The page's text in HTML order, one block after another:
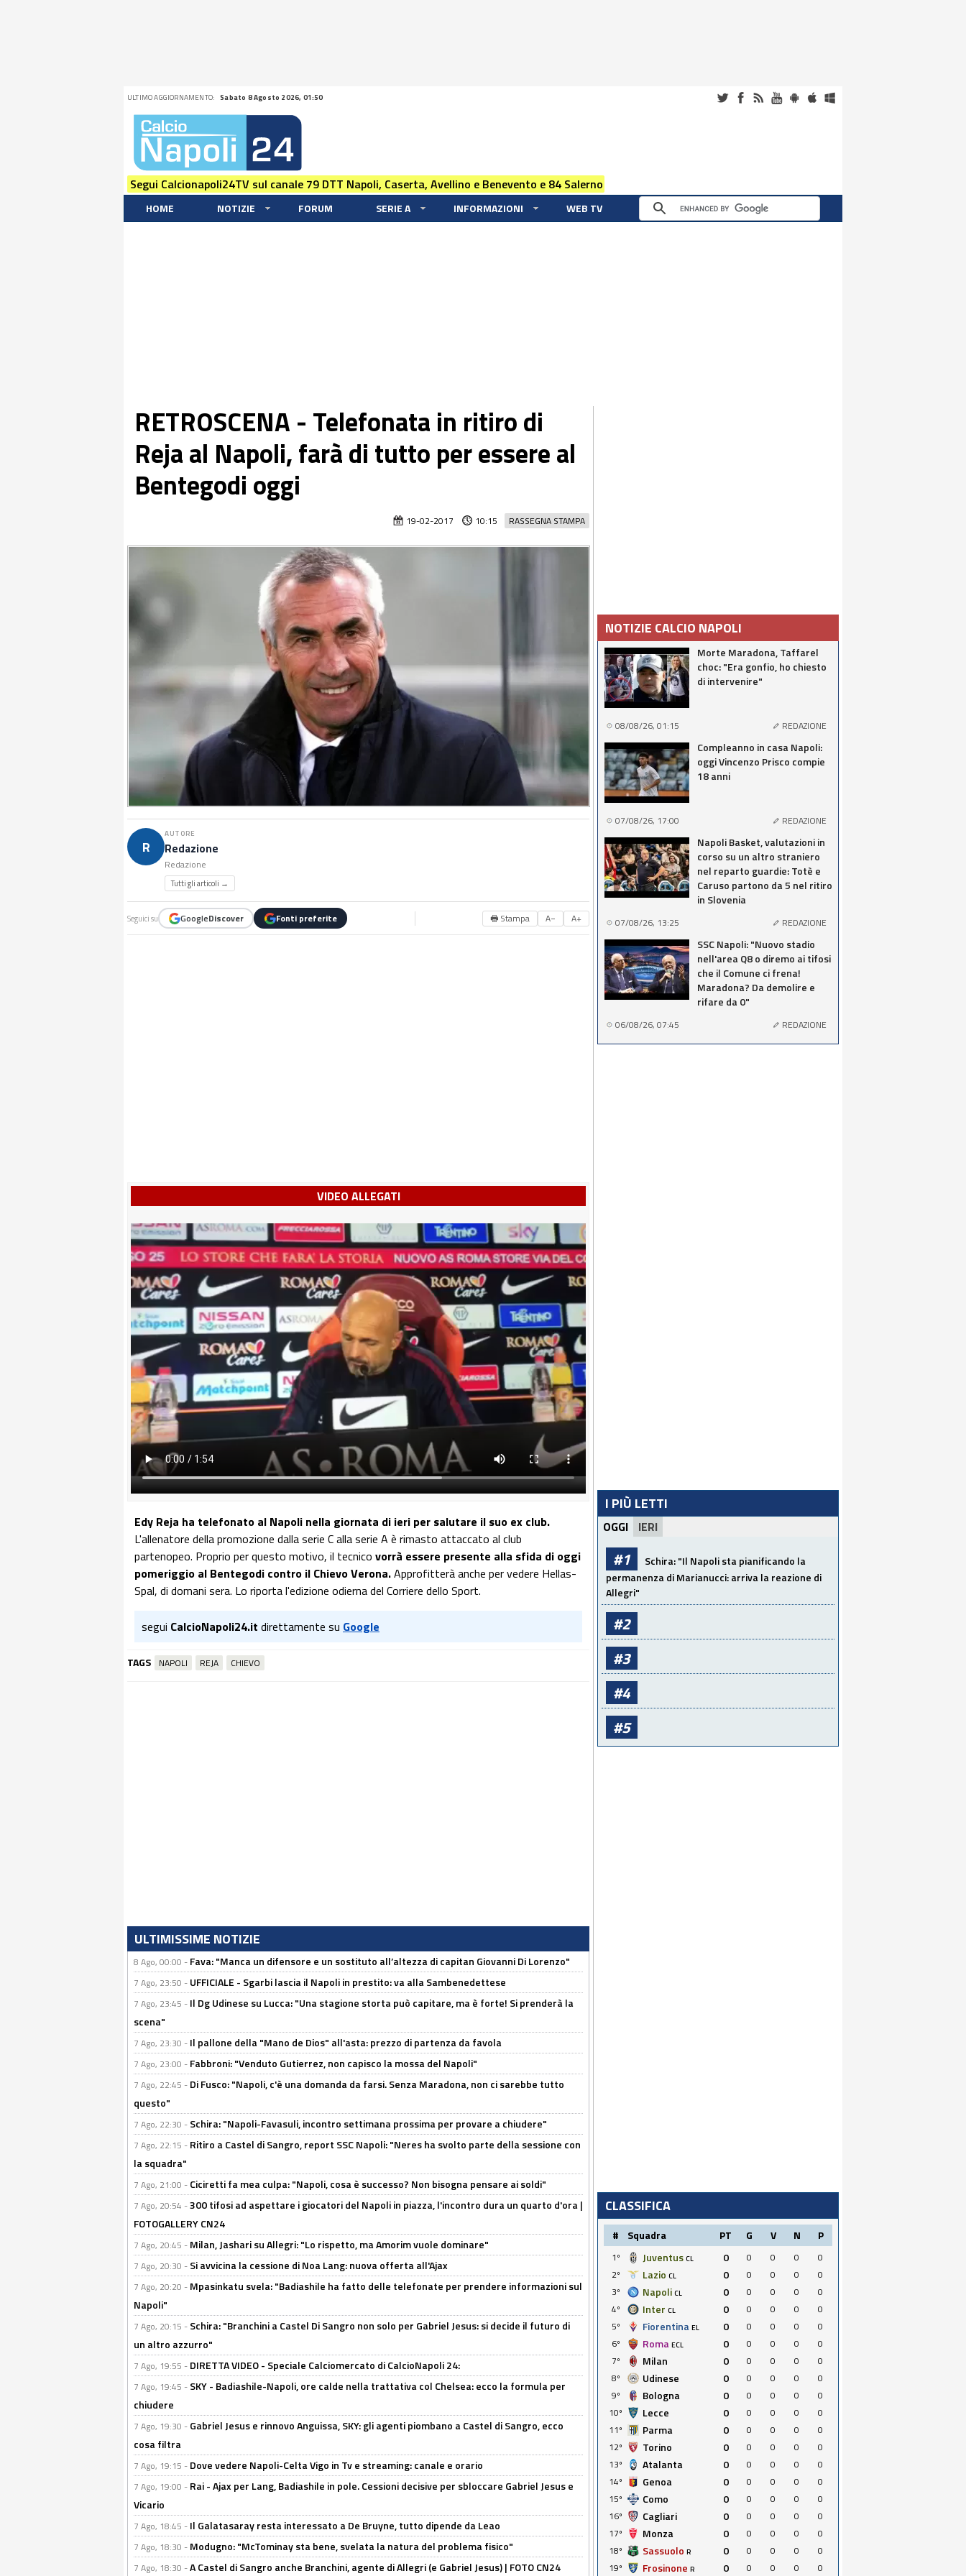
ULTIMO AGGIORNAMENTO: Sabato 8 Agosto 2026, 01:50
Segui Calcionapoli24TV sul canale 79 DTT Napoli, Caserta, Avellino e Benevento e 84 Salerno
HOME NOTIZIE FORUM SERIE A INFORMAZIONI WEB TV
RETROSCENA - Telefonata in ritiro di
Reja al Napoli, farà di tutto per essere al
Bentegodi oggi
RASSEGNA STAMPA
19-02-2017 10:15
R
AUTORE
Redazione
Redazione
Tutti gli articoli →
Seguici su GoogleDiscover Fonti preferite 🖶 Stampa A− A+
VIDEO ALLEGATI
Edy Reja ha telefonato al Napoli nella giornata di ieri per salutare il suo ex club.
L'allenatore della promozione dalla serie C alla serie A è rimasto attaccato al club
partenopeo. Proprio per questo motivo, il tecnico vorrà essere presente alla sfida di oggi
pomeriggio al Bentegodi contro il Chievo Verona.Approfitterà anche per vedere Hellas-
Spal, di domani sera. Lo riporta l'edizione odierna del Corriere dello Sport.
segui CalcioNapoli24.it direttamente su Google
TAGS NAPOLI REJA CHIEVO
ULTIMISSIME NOTIZIE
8 Ago, 00:00 - Fava: "Manca un difensore e un sostituto all’altezza di capitan Giovanni Di Lorenzo"
7 Ago, 23:50 - UFFICIALE - Sgarbi lascia il Napoli in prestito: va alla Sambenedettese
7 Ago, 23:45 - Il Dg Udinese su Lucca: "Una stagione storta può capitare, ma è forte! Si prenderà la
scena"
7 Ago, 23:30 - Il pallone della "Mano de Dios" all'asta: prezzo di partenza da favola
7 Ago, 23:00 - Fabbroni: "Venduto Gutierrez, non capisco la mossa del Napoli"
7 Ago, 22:45 - Di Fusco: "Napoli, c'è una domanda da farsi. Senza Maradona, non ci sarebbe tutto
questo"
7 Ago, 22:30 - Schira: "Napoli-Favasuli, incontro settimana prossima per provare a chiudere"
7 Ago, 22:15 - Ritiro a Castel di Sangro, report SSC Napoli: "Neres ha svolto parte della sessione con
la squadra"
7 Ago, 21:00 - Ciciretti fa mea culpa: "Napoli, cosa è successo? Non bisogna pensare ai soldi"
7 Ago, 20:54 -300 tifosi ad aspettare i giocatori del Napoli in piazza, l'incontro dura un quarto d'ora |
FOTOGALLERY CN24
7 Ago, 20:45 - Milan, Jashari su Allegri: "Lo rispetto, ma Amorim vuole dominare"
7 Ago, 20:30 - Si avvicina la cessione di Noa Lang: nuova offerta all'Ajax
7 Ago, 20:20 - Mpasinkatu svela: "Badiashile ha fatto delle telefonate per prendere informazioni sul
Napoli"
7 Ago, 20:15 - Schira: "Branchini a Castel Di Sangro non solo per Gabriel Jesus: si decide il futuro di
un altro azzurro"
7 Ago, 19:55 - DIRETTA VIDEO - Speciale Calciomercato di CalcioNapoli 24:
7 Ago, 19:45 - SKY - Badiashile-Napoli, ore calde nella trattativa col Chelsea: ecco la formula per
chiudere
7 Ago, 19:30 - Gabriel Jesus e rinnovo Anguissa, SKY: gli agenti piombano a Castel di Sangro, ecco
cosa filtra
7 Ago, 19:15 - Dove vedere Napoli-Celta Vigo in Tv e streaming: canale e orario
7 Ago, 19:00 - Rai - Ajax per Lang, Badiashile in pole. Cessioni decisive per sbloccare Gabriel Jesus e
Vicario
7 Ago, 18:45 - Il Galatasaray resta interessato a De Bruyne, tutto dipende da Leao
7 Ago, 18:30 - Modugno: "McTominay sta bene, svelata la natura del problema fisico"
7 Ago, 18:30 -A Castel di Sangro anche Branchini, agente di Allegri (e Gabriel Jesus) | FOTO CN24
NOTIZIE CALCIO NAPOLI
Morte Maradona, Taffarel
choc: "Era gonfio, ho chiesto
di intervenire"
08/08/26, 01:15 REDAZIONE
Compleanno in casa Napoli:
oggi Vincenzo Prisco compie
18 anni
07/08/26, 17:00 REDAZIONE
Napoli Basket, valutazioni in
corso su un altro straniero
nel reparto guardie: Totè e
Caruso partono da 5 nel ritiro
in Slovenia
07/08/26, 13:25 REDAZIONE
SSC Napoli: "Nuovo stadio
nell'area Q8 o diremo ai tifosi
che il Comune ci frena!
Maradona? Da demolire e
rifare da 0"
06/08/26, 07:45 REDAZIONE
I PIÙ LETTI
OGGI IERI
#1
Schira: "Il Napoli sta pianificando la
permanenza di Marianucci: arriva la reazione di
Allegri"
#2
#3
#4
#5
CLASSIFICA
# Squadra PT G V N P
1º Juventus CL 0 0 0 0
0
2º
Lazio CL 0 0 0 0
0
3º
Napoli CL 0 0 0 0
0
4º
Inter CL 0 0 0 0
0
5º
Fiorentina EL 0 0 0 0
0
6º
Roma ECL 0 0 0 0
0
7º
Milan 0 0 0 0
0
8º
Udinese 0 0 0 0
0
9º
Bologna 0 0 0 0
0
10º
Lecce 0 0 0 0
0
11º
Parma 0 0 0 0
0
12º
Torino 0 0 0 0
0
13º
Atalanta 0 0 0 0
0
14º
Genoa 0 0 0 0
0
15º
Como 0 0 0 0
0
16º
Cagliari 0 0 0 0
0
17º
Monza 0 0 0 0
0
18º
Sassuolo R 0 0 0 0
0
19º
Frosinone R 0 0 0 0 0